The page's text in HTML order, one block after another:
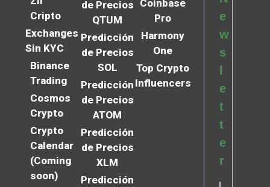
Cripto
Exchanges
Sin KYC
Binance
Trading
Cosmos
Crypto
Crypto
Calendar
(Coming
soon)
de Precios
QTUM
Predicción
de Precios
SOL
Predicción
de Precios
ATOM
Predicción
de Precios
XLM
Predicción
Coinbase
Pro
Harmony
One
Top Crypto
Influencers
e
w
s
e
t
t
e
r